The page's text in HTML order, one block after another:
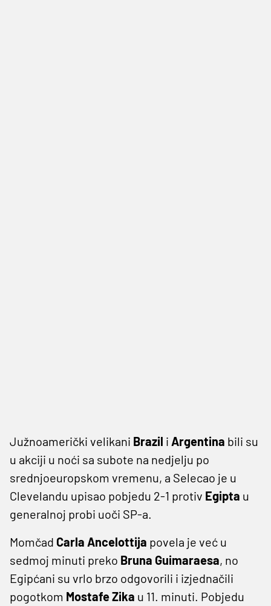
Južnoamerički velikani Brazil i Argentina bili su
u akciji u noći sa subote na nedjelju po
srednjoeuropskom vremenu, a Selecao je u
Clevelandu upisao pobjedu 2-1 protiv Egipta u
generalnoj probi uoči SP-a.
Momčad Carla Ancelottija povela je već u
sedmoj minuti preko Bruna Guimaraesa, no
Egipćani su vrlo brzo odgovorili i izjednačili
pogotkom Mostafe Zika u 11. minuti. Pobjedu